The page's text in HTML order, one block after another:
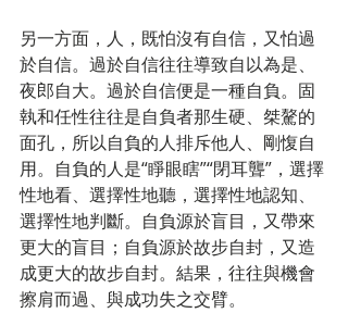
另一方面，人，既怕沒有自信，又怕過
於自信。過於自信往往導致自以為是、
夜郎自大。過於自信便是一種自負。固
執和任性往往是自負者那生硬、桀驁的
面孔，所以自負的人排斥他人、剛愎自
用。自負的人是“睜眼瞎”“閉耳聾”，選擇
性地看、選擇性地聽，選擇性地認知、
選擇性地判斷。自負源於盲目，又帶來
更大的盲目；自負源於故步自封，又造
成更大的故步自封。結果，往往與機會
擦肩而過、與成功失之交臂。